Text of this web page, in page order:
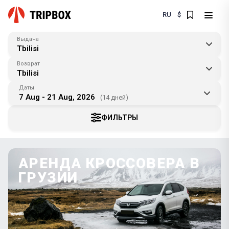
RU $
Выдача
Tbilisi
Возврат
Tbilisi
Даты
7 Aug - 21 Aug, 2026 (14 дней)
ФИЛЬТРЫ
АРЕНДА КРОССОВЕРА В
ГРУЗИИ